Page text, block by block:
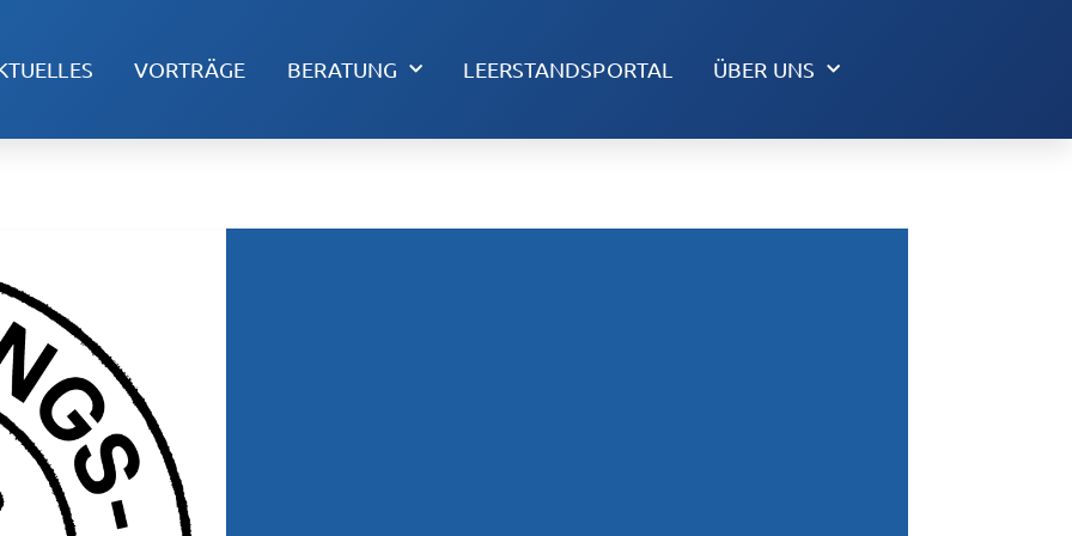
VORTRÄGE BERATUNG LEERSTANDSPORTAL ÜBER UNS